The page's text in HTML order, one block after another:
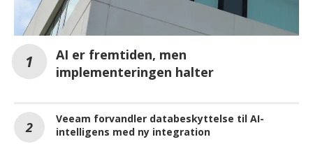
AI er fremtiden, men
implementeringen halter
Veeam forvandler databeskyttelse til AI-
intelligens med ny integration